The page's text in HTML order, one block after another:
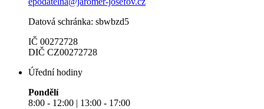
Datová schránka: sbwbzd5
IČ 00272728
DIČ CZ00272728
Úřední hodiny
Pondělí
8:00 - 12:00 | 13:00 - 17:00